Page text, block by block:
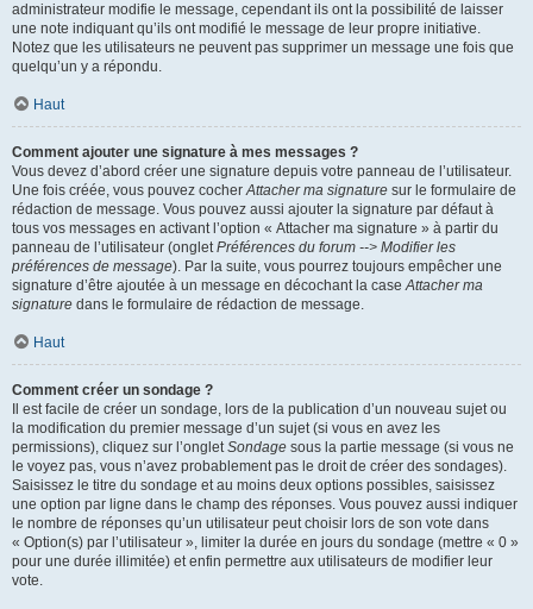
administrateur modifie le message, cependant ils ont la possibilité de laisser
une note indiquant qu’ils ont modifié le message de leur propre initiative.
Notez que les utilisateurs ne peuvent pas supprimer un message une fois que
quelqu’un y a répondu.
Haut
Comment ajouter une signature à mes messages ?
Vous devez d’abord créer une signature depuis votre panneau de l’utilisateur.
Une fois créée, vous pouvez cocherAttacher ma signature sur le formulaire de
rédaction de message. Vous pouvez aussi ajouter la signature par défaut à
tous vos messages en activant l’option « Attacher ma signature » à partir du
panneau de l’utilisateur (ongletPréférences du forum --> Modifier les
préférences de message). Par la suite, vous pourrez toujours empêcher une
signature d’être ajoutée à un message en décochant la caseAttacher ma
signature dans le formulaire de rédaction de message.
Haut
Comment créer un sondage ?
Il est facile de créer un sondage, lors de la publication d’un nouveau sujet ou
la modification du premier message d’un sujet (si vous en avez les
permissions), cliquez sur l’ongletSondage sous la partie message (si vous ne
le voyez pas, vous n’avez probablement pas le droit de créer des sondages).
Saisissez le titre du sondage et au moins deux options possibles, saisissez
une option par ligne dans le champ des réponses. Vous pouvez aussi indiquer
le nombre de réponses qu’un utilisateur peut choisir lors de son vote dans
« Option(s) par l’utilisateur », limiter la durée en jours du sondage (mettre « 0 »
pour une durée illimitée) et enfin permettre aux utilisateurs de modifier leur
vote.